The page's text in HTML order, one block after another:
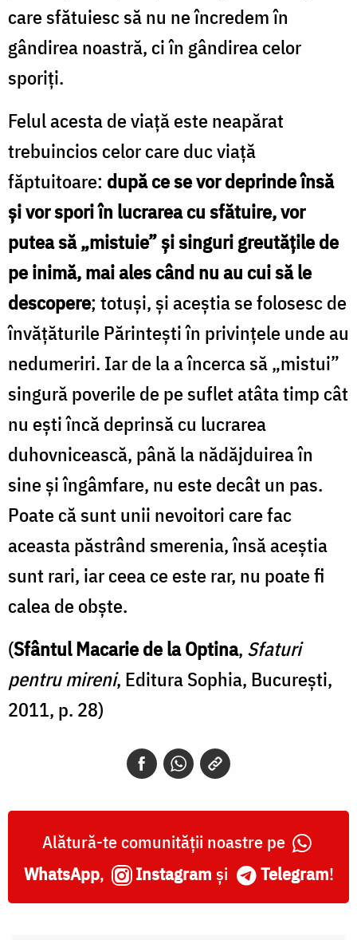
care sfătuiesc să nu ne încredem în
gândirea noastră, ci în gândirea celor
sporiți.
Felul acesta de viață este neapărat
trebuincios celor care duc viață
făptuitoare: după ce se vor deprinde însă
și vor spori în lucrarea cu sfătuire, vor
putea să „mistuie” și singuri greutățile de
pe inimă, mai ales când nu au cui să le
descopere; totuși, și aceștia se folosesc de
învățăturile Părintești în privințele unde au
nedumeriri. Iar de la a încerca să „mistui”
singură poverile de pe suflet atâta timp cât
nu ești încă deprinsă cu lucrarea
duhovnicească, până la nădăjduirea în
sine și îngâmfare, nu este decât un pas.
Poate că sunt unii nevoitori care fac
aceasta păstrând smerenia, însă aceștia
sunt rari, iar ceea ce este rar, nu poate fi
calea de obște.
(Sfântul Macarie de la Optina, Sfaturi
pentru mireni, Editura Sophia, București,
2011, p. 28)
Alătură-te comunității noastre pe
WhatsApp, Instagram și Telegram!